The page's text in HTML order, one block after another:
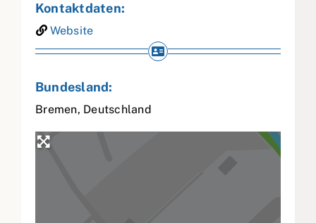
Kontaktdaten:
Website
Bundesland:
Bremen, Deutschland